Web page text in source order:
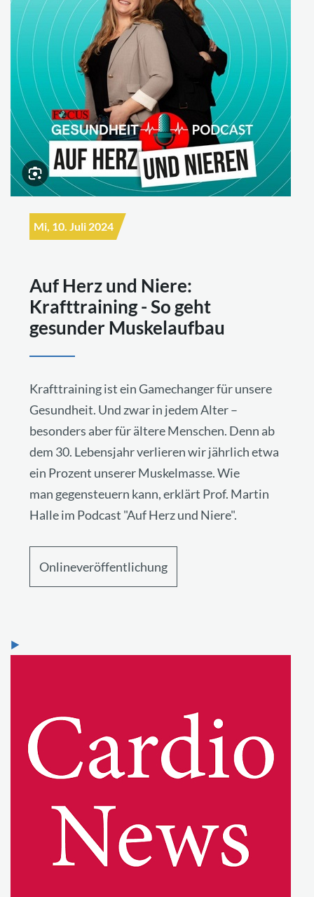
Mi, 10. Juli 2024
Auf Herz und Niere:
Krafttraining - So geht
gesunder Muskelaufbau
Krafttraining ist ein Gamechanger für unsere
Gesundheit. Und zwar in jedem Alter –
besonders aber für ältere Menschen. Denn ab
dem 30. Lebensjahr verlieren wir jährlich etwa
ein Prozent unserer Muskelmasse. Wie
man gegensteuern kann, erklärt Prof. Martin
Halle im Podcast "Auf Herz und Niere".
Onlineveröffentlichung